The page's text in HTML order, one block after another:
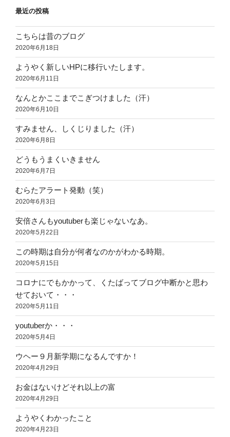
最近の投稿
こちらは昔のブログ
2020年6月18日
ようやく新しいHPに移行いたします。
2020年6月11日
なんとかここまでこぎつけました（汗）
2020年6月10日
すみません、しくじりました（汗）
2020年6月8日
どうもうまくいきません
2020年6月7日
むらたアラート発動（笑）
2020年6月3日
安倍さんもyoutuberも楽じゃないなあ。
2020年5月22日
この時期は自分が何者なのかがわかる時期。
2020年5月15日
コロナにでもかかって、くたばってブログ中断かと思わ
せておいて・・・
2020年5月11日
youtuberか・・・
2020年5月4日
ウヘー９月新学期になるんですか！
2020年4月29日
お金はないけどそれ以上の富
2020年4月29日
ようやくわかったこと
2020年4月23日